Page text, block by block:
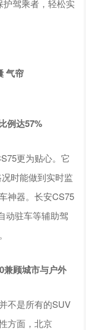
驾乘者，轻松实
气帘
例达57%
更为贴心。它
时能做到实时监
神器。长安CS75
动驻车等辅助驾
兼顾城市与户外
不是所有的SUV
方面，北京